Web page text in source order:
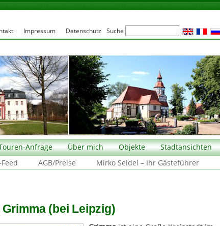
Anfrage Über mich Objekte
Stadtansichten
Feed AGB/Preise Mirko Seidel – Ihr Gästeführer
(bei Leipzig)
Impressum Datenschutz Suche